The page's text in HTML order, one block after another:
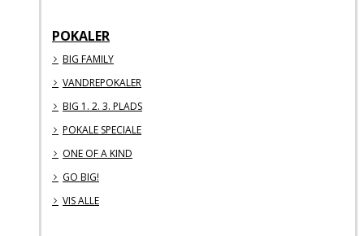
POKALER
BIG FAMILY
VANDREPOKALER
BIG 1. 2. 3. PLADS
POKALE SPECIALE
ONE OF A KIND
GO BIG!
VIS ALLE